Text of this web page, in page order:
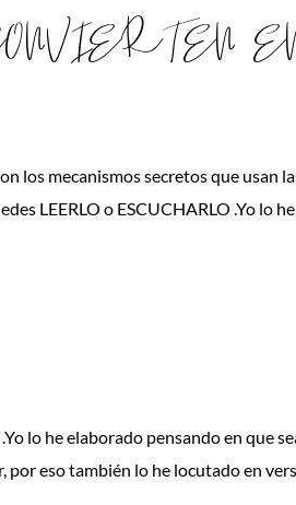
los mecanismos secretos que usan
LEERLO o ESCUCHARLO .Yo lo he
lo he elaborado pensando en que
por eso también lo he locutado en